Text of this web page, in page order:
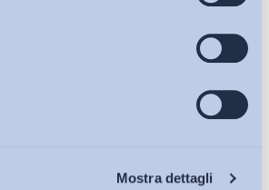
Mostra dettagli